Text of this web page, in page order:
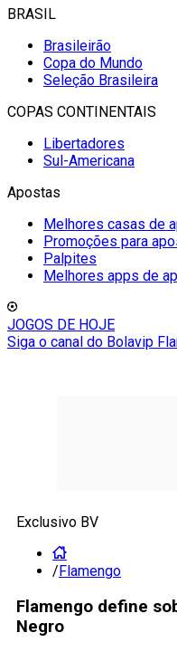
BRASIL
Brasileirão
Copa do Mundo
Seleção Brasileira
COPAS CONTINENTAIS
Libertadores
Sul-Americana
Apostas
Melhores casas de
Promoções para
Palpites
Melhores apps de
JOGOS DE HOJE
Siga o canal do Bolavip
Exclusivo BV
/Flamengo
Flamengo define
Negro